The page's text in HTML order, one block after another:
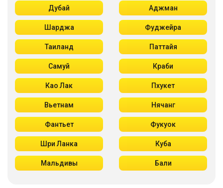
Дубай Аджман
Шарджа Фуджейра
Таиланд Паттайя
Самуй Краби
Као Лак Пхукет
Вьетнам Нячанг
Фантьет Фукуок
Шри Ланка Куба
Мальдивы Бали